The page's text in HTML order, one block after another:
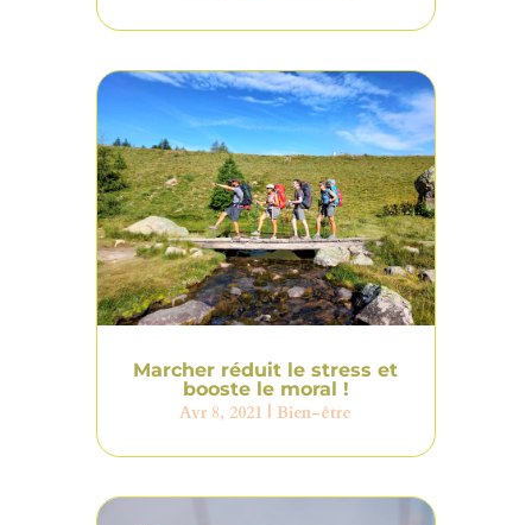
Marcher réduit le stress et
booste le moral !
Avr 8, 2021 |Bien-être